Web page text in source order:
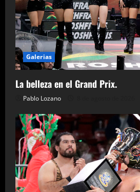
Galerias
La belleza en el Grand Prix.
Pablo Lozano